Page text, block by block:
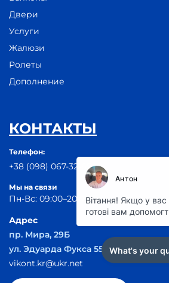
Двери
Услуги
Жалюзи
Ролеты
Дополнение
КОНТАКТЫ
Телефон:
+38 (098) 067-32-65
Мы на связи
Пн-Вс: 09:00–20:00
Адрес
пр. Мира, 29Б
ул. Эдуарда Фукса 55
vikont.kr@ukr.net